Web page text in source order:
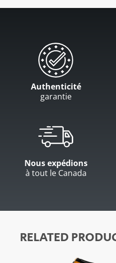
Authenticité
garantie
Nous expédions
à tout le Canada
RELATED